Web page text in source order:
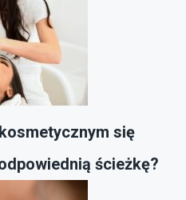
się
ścieżkę?